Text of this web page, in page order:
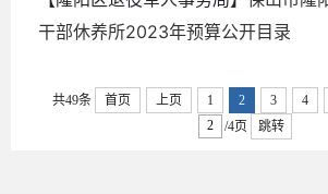
干部休养所2023年预算公开目录
共49条 首页 上页 1 2 3 4
/4页
跳转